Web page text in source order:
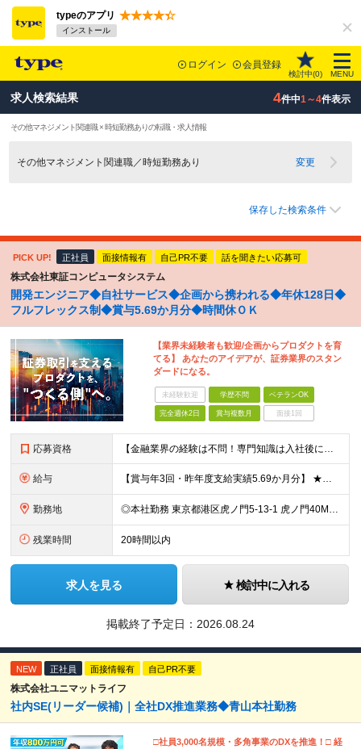
typeのアプリ
インストール
ログイン 会員登録
検討中(0) MENU
求人検索結果 4件中1～4件表示
その他マネジメント関連職 × 時短勤務ありの転職・求人情報
その他マネジメント関連職／時短勤務あり 変更
保存した検索条件
PICK UP! 正社員 面接情報有 自己PR不要 話を聞きたい応募可
株式会社東証コンピュータシステム
開発エンジニア◆自社サービス◆企画から携われる◆年休128日◆
フルフレックス制◆賞与5.69か月分◆時間休ＯＫ
【業界未経験者も歓迎/企画からプロダクトを育
てる】 あなたのアイデアが、証券業界のスタン
ダードになる。
未経験歓迎 学歴不問 ベテランOK
完全週休2日 賞与複数月 面接1回
応募資格 【金融業界の経験は不問！専門知識は入社後に学べます】 ◎学歴不問 ◎システム開発の実務経験をお持ちの方 └3年以上・Java、C#いずれかの使用経験をお持ちの方を想定しております 【以下のような方は
給与 【賞与年3回・昨年度支給実績5.69か月分】 ★想定年収500万円～ ★前職給与考慮あり 月給27万円～59万円 +残業代全額支給(1分単位、監督職以下) +人事評価による賞与年2回（4月/10月）
勤務地 ◎本社勤務 東京都港区虎ノ門5-13-1 虎ノ門40MTビル 8F ※原則として、転居を伴う転勤はありません ※(変更の範囲)上記を除く当社関連勤務地
残業時間 20時間以内
求人を見る 検討中に入れる
掲載終了予定日： 2026.08.24
NEW 正社員 面接情報有 自己PR不要
株式会社ユニマットライフ
社内SE(リーダー候補)｜全社DX推進業務◆青山本社勤務
□社員3,000名規模・多角事業のDXを推進！□ 経